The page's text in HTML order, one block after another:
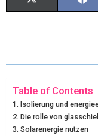
W
T
T
E
Table of Contents
Isolierung und
Die rolle von
Solarenergie nutzen